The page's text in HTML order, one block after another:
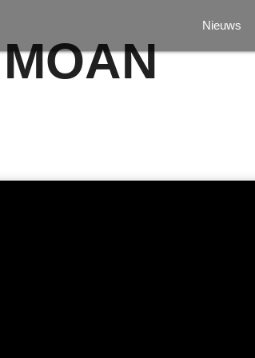
Nieuws